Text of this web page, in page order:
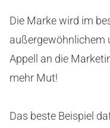
Die Marke wird im
außergewöhnlichem
Appell an die
mehr Mut!
Das beste Beispiel